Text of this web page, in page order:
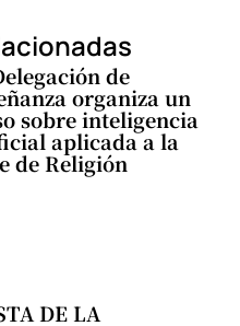
de
organiza un
sobre inteligencia
aplicada a la
de Religión
DE LA